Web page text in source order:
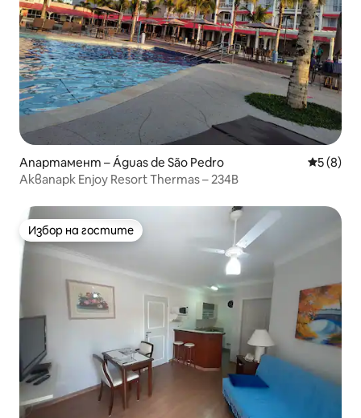
Апартамент – Águas de São Pedro Средна
5 (8)
Аквапарк Enjoy Resort Thermas – 234B
Избор на гостите
Избор на гостите